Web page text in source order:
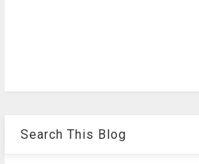
Search This Blog